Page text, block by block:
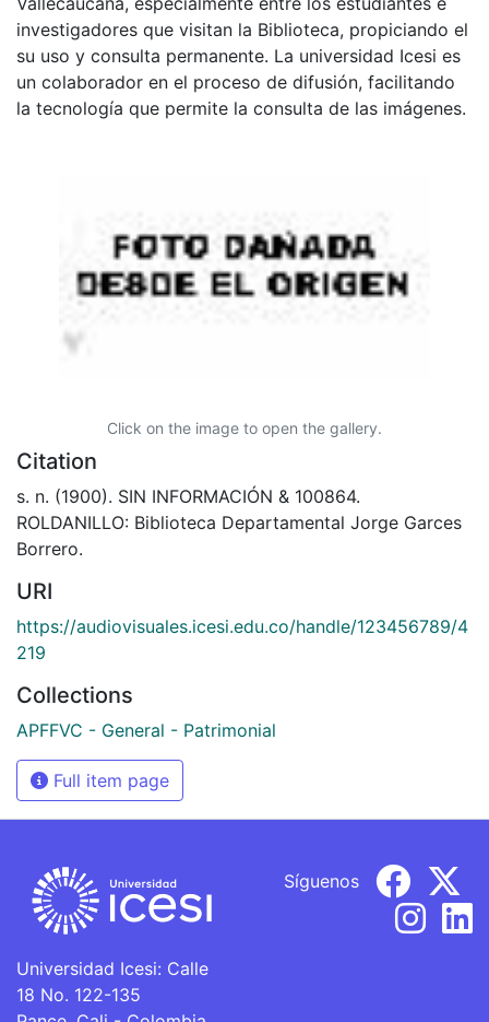
investigadores que visitan la Biblioteca, propiciando el
su uso y consulta permanente. La universidad Icesi es
un colaborador en el proceso de difusión, facilitando
la tecnología que permite la consulta de las imágenes.
Click on the image to open the gallery.
Citation
s. n. (1900). SIN INFORMACIÓN & 100864.
ROLDANILLO: Biblioteca Departamental Jorge Garces
Borrero.
URI
https://audiovisuales.icesi.edu.co/handle/123456789/4
219
Collections
APFFVC - General - Patrimonial
Full item page
Universidad Icesi: Calle
18 No. 122-135
Síguenos